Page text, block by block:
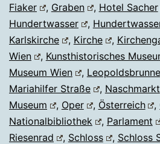
Fiaker
, Graben , Hotel Sacher
Hundertwasser
,
Karlskirche
, Kirche ,
Wien
, Kunsthistorisches
Museum Wien
,
Mariahilfer Straße
, Naschmarkt
Museum
, Oper , Österreich ,
Nationalbibliothek
, Parlament
Riesenrad
, Schloss , Schloss